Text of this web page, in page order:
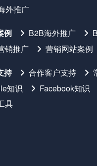
外推广
例 B2B海外推广
销推广
营销网站案例
持 合作客户支持
知识
Facebook知识
具